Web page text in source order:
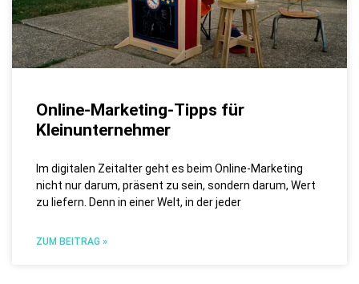
Online-Marketing-Tipps für
Kleinunternehmer
Im digitalen Zeitalter geht es beim Online-Marketing
nicht nur darum, präsent zu sein, sondern darum, Wert
zu liefern. Denn in einer Welt, in der jeder
ZUM BEITRAG »